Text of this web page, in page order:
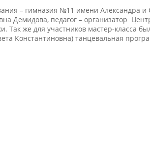
– гимназия №11 имени Александра и
педагог – организатор
же для участников мастер-класса
Константиновна) танцевальная